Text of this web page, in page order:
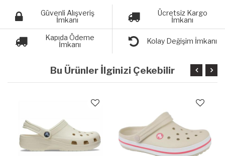
Güvenli Alışveriş
İmkanı
Ücretsiz Kargo
İmkanı
Kapıda Ödeme
İmkanı
Kolay Değişim İmkanı
Bu Ürünler İlginizi Çekebilir